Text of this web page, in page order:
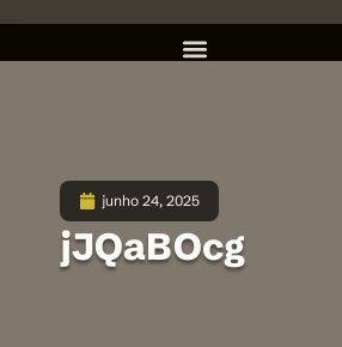
junho 24, 2025
jJQaBOcg